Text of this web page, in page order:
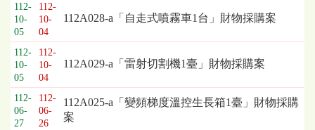
項
112-
10-
05
112-
10-
04
112A028-a「自走式噴霧車1台」財物採購案
112-
10-
05
112-
10-
04
112A029-a「雷射切割機1臺」財物採購案
112-
06-
27
112-
06-
26
112A025-a「變頻梯度溫控生長箱1臺」財物採購
案